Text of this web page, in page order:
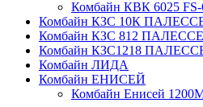
Комбайн КВК 6025 FS-
Комбайн КЗС 10К
Комбайн КЗС 812 ПАЛЕССЕ
Комбайн КЗС1218
Комбайн ЛИДА
Комбайн ЕНИСЕЙ
Комбайн Енисей